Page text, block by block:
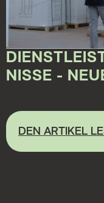
NISSE -
DEN ARTIKEL